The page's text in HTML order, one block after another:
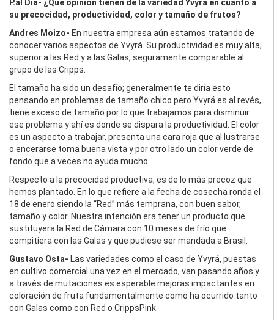
P.al Día- ¿Qué opinión tienen de la variedad Yvyrá en cuanto a
su precocidad, productividad, color y tamaño de frutos?
Andres Moizo- En nuestra empresa aún estamos tratando de
conocer varios aspectos de Yvyrá. Su productividad es muy alta;
superior a las Red y a las Galas, seguramente comparable al
grupo de las Cripps.
El tamaño ha sido un desafío; generalmente te diría esto
pensando en problemas de tamaño chico pero Yvyrá es al revés,
tiene exceso de tamaño por lo que trabajamos para disminuir
ese problema y ahí es donde se dispara la productividad. El color
es un aspecto a trabajar, presenta una cara roja que al lustrarse
o encerarse toma buena vista y por otro lado un color verde de
fondo que a veces no ayuda mucho.
Respecto a la precocidad productiva, es de lo más precoz que
hemos plantado. En lo que refiere a la fecha de cosecha ronda el
18 de enero siendo la “Red” más temprana, con buen sabor,
tamaño y color. Nuestra intención era tener un producto que
sustituyera la Red de Cámara con 10 meses de frío que
compitiera con las Galas y que pudiese ser mandada a Brasil.
Gustavo Osta- Las variedades como el caso de Yvyrá, puestas
en cultivo comercial una vez en el mercado, van pasando años y
a través de mutaciones es esperable mejoras impactantes en
coloración de fruta fundamentalmente como ha ocurrido tanto
con Galas como con Red o CrippsPink.